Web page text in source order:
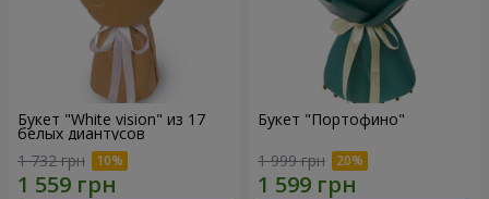
Букет "White vision" из 17
белых диантусов
1 732 грн
Букет "Портофино"
1 999 грн